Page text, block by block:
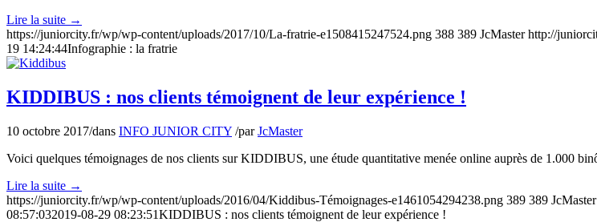
Lire la suite →
https://juniorcity.fr/wp/wp-content/uploads/2017/10/La-fratrie-e1508415247524.png 388 389 JcMaster http://
19 14:24:44Infographie : la fratrie
KIDDIBUS : nos clients témoignent de leur expérience !
10 octobre 2017/dans INFO JUNIOR CITY /parJcMaster
Voici quelques témoignages de nos clients sur KIDDIBUS, une étude quantitative menée online auprès de 1.000
Lire la suite →
https://juniorcity.fr/wp/wp-content/uploads/2016/04/Kiddibus-Témoignages-e1461054294238.png 389 389 JcMaster
08:57:032019-08-29 08:23:51KIDDIBUS : nos clients témoignent de leur expérience !